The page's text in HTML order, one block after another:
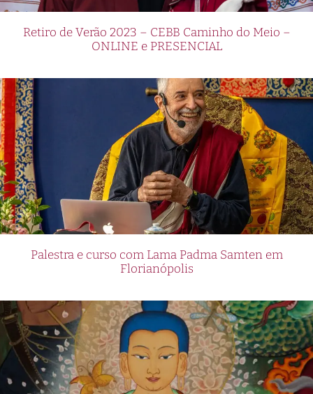
Retiro de Verão 2023 – CEBB Caminho do Meio –
ONLINE e PRESENCIAL
Palestra e curso com Lama Padma Samten em
Florianópolis